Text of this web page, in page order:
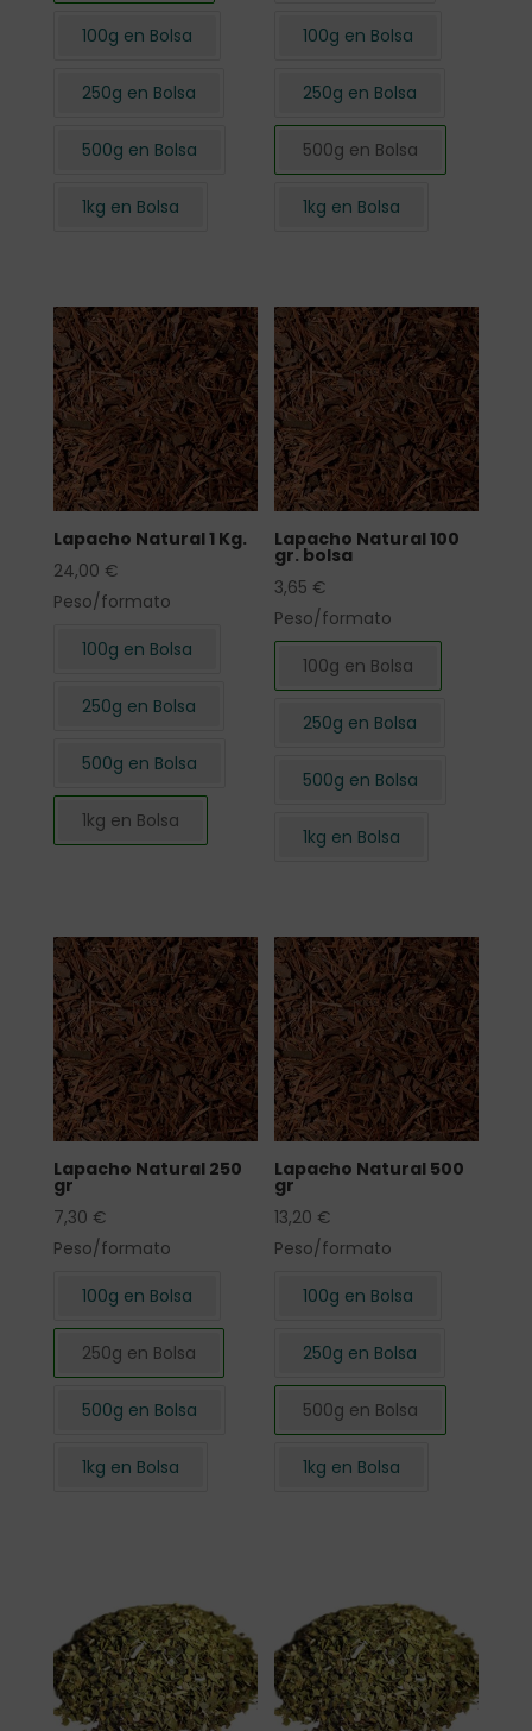
100g en Bolsa
250g en Bolsa
500g en Bolsa
1kg en Bolsa
100g en Bolsa
250g en Bolsa
500g en Bolsa
1kg en Bolsa
Lapacho Natural 1 Kg.
24,00 €
Peso/formato
100g en Bolsa
250g en Bolsa
500g en Bolsa
1kg en Bolsa
Lapacho Natural 100
gr. bolsa
3,65 €
Peso/formato
100g en Bolsa
250g en Bolsa
500g en Bolsa
1kg en Bolsa
Lapacho Natural 250
gr
7,30 €
Peso/formato
100g en Bolsa
250g en Bolsa
500g en Bolsa
1kg en Bolsa
Lapacho Natural 500
gr
13,20 €
Peso/formato
100g en Bolsa
250g en Bolsa
500g en Bolsa
1kg en Bolsa